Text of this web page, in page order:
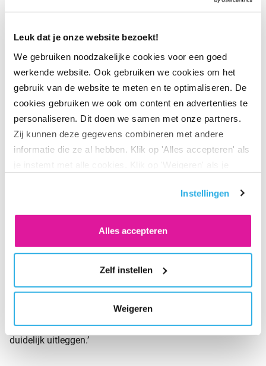
Leuk dat je onze website bezoekt!
We gebruiken noodzakelijke cookies voor een goed
werkende website. Ook gebruiken we cookies om het
gebruik van de website te meten en te optimaliseren. De
cookies gebruiken we ook om content en advertenties te
personaliseren. Dit doen we samen met onze partners.
Zij kunnen deze gegevens combineren met andere
informatie die ze al hebben. Klik op 'Alles accepteren' als
vind je meer informatie. Je kunt altijd je toestemming
Instellingen
Alles accepteren
Zelf instellen
Weigeren
Nieuwe pensioenwet
BeFrank bestaat 13 jaar. ‘Onze missie is sinds dag 1 om
pensioen dichterbij te brengen. We willen dat je je pensioen
begrijpt én dat je het kunt beïnvloeden,’ verklaart
Rhebergen. ‘Een grote groep Nederlanders heeft nauwelijks
een idee hoe hoog het pensioen later is. Dat geldt niet bij
veel veranderingen aan. ‘Je moet ervoor zorgen dat
mensen snappen wat er gebeurt. Als je het goed doet, is de
overgang een kans. Het grote verschil is dat het pensioen
individueler wordt en in een beschikbare premieregeling
verandert. Dat zijn twee dingen die wij al doen én het
duidelijk uitleggen.’